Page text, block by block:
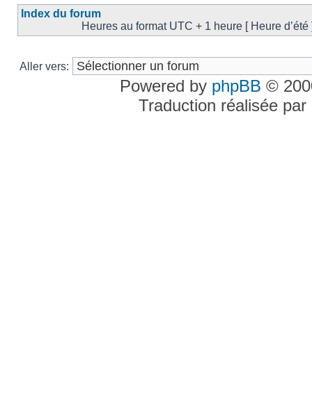
Index du forum
Heures au format UTC + 1 heure [ Heure d’été
Aller vers:
Powered by phpBB ©
Traduction réalisée par